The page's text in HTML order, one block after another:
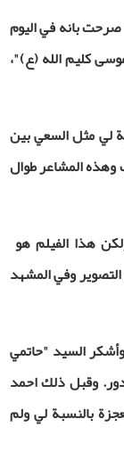
صرحت بانه في اليوم
كليم الله (ع)"،
لي مثل السعي بين
وهذه المشاعر طوال
هذا الفيلم هو
وفي المشهد
السيد "حاتمي
وقبل ذلك احمد
بالنسبة لي ولم